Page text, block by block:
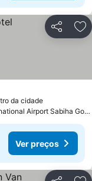
Partilhar
da cidade
a 1233.1 km de International Airport Sabiha Gokcen
Ver preços